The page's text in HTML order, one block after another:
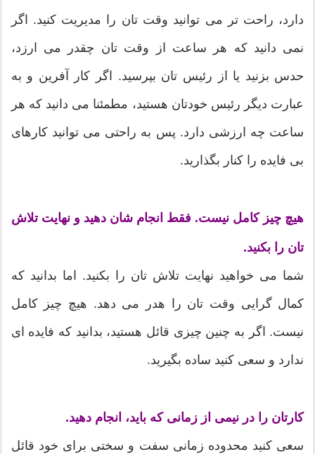
دارد، راحت تر می توانید وقت تان را مدیریت کنید. اگر
نمی دانید که هر ساعت از وقت تان چقدر می ارزد،
حدس بزنید یا از رئیس تان بپرسید. اگر کار آفرین و به
عبارت دیگر رئیس خودتان هستید، مطمئنا می دانید که هر
ساعت چه ارزشی دارد. پس به راحتی می توانید کارهای
بی فایده را کنار بگذارید.
هیچ چیز کامل نیست. فقط انجام شان دهید و نهایت تلاش
تان را بکنید.
شما می خواهید نهایت تلاش تان را بکنید. اما بدانید که
کمال گرایی وقت تان را هدر می دهد. هیچ چیز کامل
نیست. اگر به چنین چیزی قائل هستید، بدانید که فایده ای
ندارد و سعی کنید ساده بگیرید.
کارتان را در نیمی از زمانی که باید، انجام دهید.
سعی کنید محدوده زمانی سفت و سختی برای خود قائل